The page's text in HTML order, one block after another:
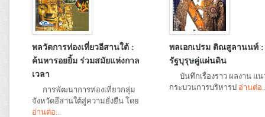
พลวัตการท่องเที่ยวอีสานใต้ :
ค้นหารอยยิ้ม ร่วมสมัยแห่งกาล
เวลา
การพัฒนาการท่องเที่ยวกลุ่ม
จังหวัดอีสานใต้สู่ความยั่งยืน โดย
อ่านต่อ...
พลเอกเปรม ติณสูลานนท์ :
รัฐบุรุษคู่แผ่นดิน
บันทึกเรื่องราว ผลงาน แน
กระบวนการบริหารป อ่านต่อ